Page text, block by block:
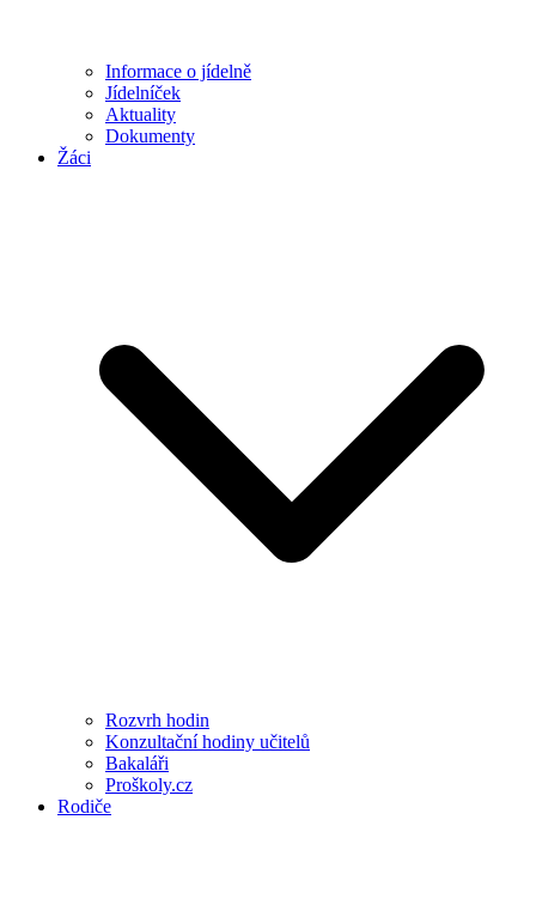
Informace o jídelně
Jídelníček
Aktuality
Dokumenty
Žáci
Rozvrh hodin
Konzultační hodiny učitelů
Bakaláři
Proškoly.cz
Rodiče